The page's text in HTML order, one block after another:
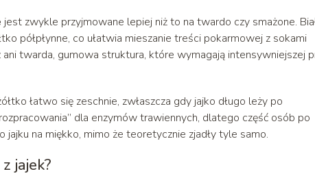
jest zwykle przyjmowane lepiej niż to na twardo czy smażone.
półpłynne, co ułatwia mieszanie treści pokarmowej z sokami
twarda, gumowa struktura, które wymagają intensywniejszej
łatwo się zeschnie, zwłaszcza gdy jajko długo leży po
dla enzymów trawiennych, dlatego część osób po
na miękko, mimo że teoretycznie zjadły tyle samo.
jajek?